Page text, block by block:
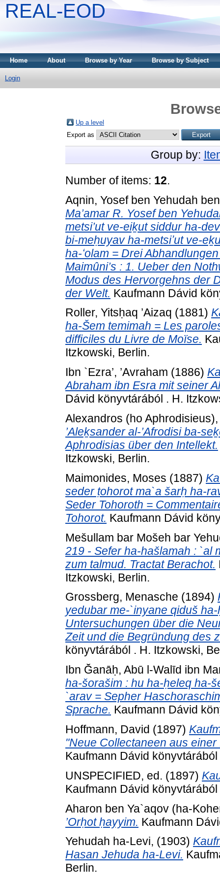
REAL-EOD
Home About Browse by Year Browse by Subject
Login
Up a level
Export as
Group by:
Number of items: 12.
Aqnin, Yosef ben Yehudah
Ma’amar R. Yosef ben
metsi’ut ve-eiḵut siddur ha-
bi-meḥuyav ha-metsiʼut ve-
ha-ʻolam = Drei
Maimûni’s : 1. Ueber den
Modus des Hervorgehns der
der Welt. Kaufmann Dávid
Roller, Yitsḥaq ’Aizaq (1881)
ha-Šem temimah = Les
difficiles du Livre de Moïse.
Itzkowski, Berlin.
Ibn `Ezra’, ’Avraham (1886)
Abraham ibn Esra mit seiner
Dávid könyvtárából . H.
Alexandros (ho
’Aleḵsander al-’Afrodisi ba-
Aphrodisias über den Intellekt.
Itzkowski, Berlin.
Maimonides, Moses (1887)
seder ṭohorot ma`a šarḥ ha-
Seder Tohoroth =
Tohorot. Kaufmann Dávid
Mešullam bar Mošeh bar
219 - Sefer ha-hašlamah : `al
zum talmud. Tractat Berachot.
Itzkowski, Berlin.
Grossberg, Menasche (1894)
yedubar me-`inyane qiduš
Untersuchungen über die
Zeit und die Begründung des
könyvtárából . H. Itzkowski,
Ibn Ğanāḥ, Abū l-Walīd ibn
ha-šorašim : hu ha-ḥeleq ha-
`arav = Sepher
Sprache. Kaufmann Dávid
Hoffmann, David (1897)
"Neue Collectaneen aus
Kaufmann Dávid
UNSPECIFIED, ed. (1897)
Kaufmann Dávid
Aharon ben Ya`aqov (ha-
’Orḥot ḥayyim. Kaufmann
Yehudah ha-Levi, (1903)
Hasan Jehuda ha-Levi.
Berlin.